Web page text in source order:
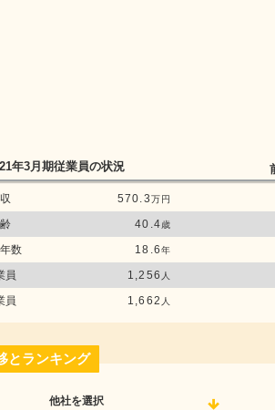
年3月期従業員の状況
570.3万円
40.4歳
数 18.6年
員 1,256 人
員 1,662 人
とランキング
他社を選択